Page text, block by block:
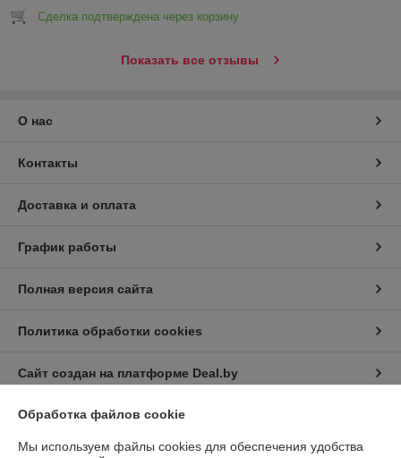
Сделка подтверждена через корзину
Показать все отзывы
О нас
Контакты
Доставка и оплата
График работы
Полная версия сайта
Политика обработки cookies
Сайт создан на платформе Deal.by
Обработка файлов cookie
Мы используем файлы cookies для обеспечения удобства